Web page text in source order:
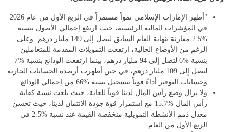
"أظهر الإمارات الإسلامي نمواً مستمراً في الربع الأول من عام 2026
في المؤشرات المالية الرئيسية، حيث ارتفع إجمالي الأصول بنسبة
%2.5 مقارنة بنهاية العام السابق ليصل إلى 149 مليار درهم. وعلى
الرغم من الأوضاع الحالية، ارتفعت التمويلات المقدمة للمتعاملين
بنسبة %6 لتصل إلى 94 مليار درهم، بينما ارتفعت الودائع بنسبة %7
لتصل إلى 109 مليار درهم، في حين أظهرت أرصدة الحسابات الجارية
وحسابات التوفير أداءً قوياً بتسجيل نسبة %66 من إجمالي الودائع.
ولا يزال وضع رأس المال لدينا قوياً للغاية، حيث بلغت نسبة كفاية
رأس المال %15.7 مع استمرار قوة جودة الائتمان لدينا، حيث تحسن
معدل ذمم الأنشطة التمويلية منخفضة القيمة عند نسبة %2.5 في
الربع الأول من العام.